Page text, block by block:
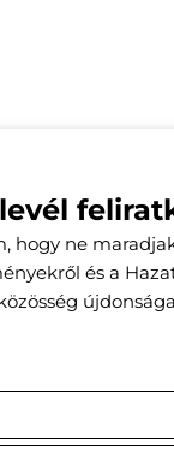
hogy ne
és a